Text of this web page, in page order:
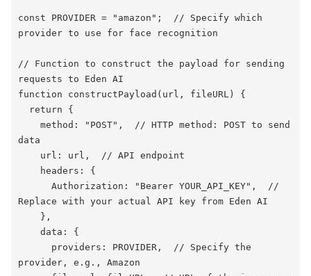
const PROVIDER = "amazon";  // Specify which
provider to use for face recognition
// Function to construct the payload for sending
requests to Eden AI
function constructPayload(url, fileURL) {
  return {
data
    url: url,  // API endpoint
    headers: {
Replace with your actual API key from Eden AI
    },
    data: {
provider, e.g., Amazon